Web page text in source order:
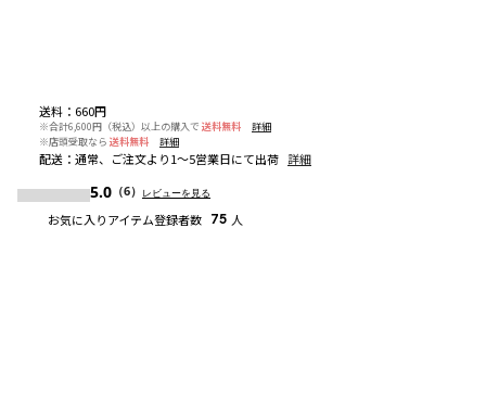
送料 ： 660円
※合計6,600円（税込）以上の購入で 送料無料
詳細
※店頭受取なら 送料無料 詳細
配送 ： 通常、ご注文より1～5営業日にて出荷 詳細
5.0 （6） レビューを見る
お気に入りアイテム登録者数 75 人